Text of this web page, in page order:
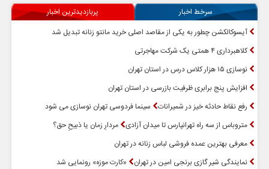
سرخط اخبار
پربازدیدترین اخبار
آیسوکالکشن چطور به یکی از مقاصد اصلی خرید مانتو زنانه تبدیل شد
کلاهبرداری ۴ همتی یک شرکت مهاجرتی
نوسازی ۱۵ هزار کلاس درس در استان تهران
افزایش پنج برابری ظرفیت بازرسی در استان تهران
رفع نقاط حادثه خیز در شمیرانات
سینما فردوسی تهران نوسازی می شود
متروباس از سه راه تهرانپارس تا میدان آزادی مردارِ زمان یا ذبیحِ حق؟
معرفی بهترین عمده فروشی لباس زنانه در تهران
نمایندگی شیر گازی برنجی امین در تهران
«کارت موزه» رونمایی شد